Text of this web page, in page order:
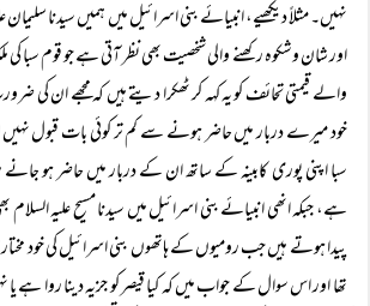
نہیں۔ مثلاً دیکھیے، انبیائے بنی اسرائیل میں ہمیں سیدنا سلیمان
اور شان وشکوہ رکھنے والی شخصیت بھی نظر آتی ہے جو قوم سبا
والے قیمتی تحائف کو یہ کہہ کر ٹھکرا دیتے ہیں کہ مجھے ان کی
خود میرے دربار میں حاضر ہونے سے کم تر کوئی بات قبول نہیں
سبا اپنی پوری کابینہ کے ساتھ ان کے دربار میں حاضر ہو
ہے، جبکہ انھی انبیائے بنی اسرائیل میں سیدنا مسیح علیہ
پیدا ہوتے ہیں جب رومیوں کے ہاتھوں بنی اسرائیل کی خود مختار
تھا اور اس سوال کے جواب میں کہ کیا قیصر کو جزیہ دینا روا ہے یا